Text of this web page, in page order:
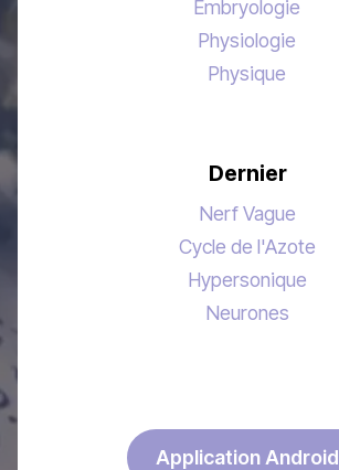
Embryologie
Physiologie
Physique
Dernier
Nerf Vague
Cycle de l'Azote
Hypersonique
Neurones
Application Android